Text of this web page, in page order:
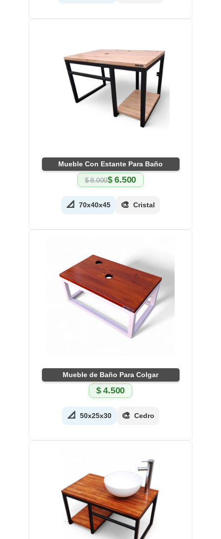
Mueble Con Estante Para Baño
$8.000 El
original
era:
$6.500
El
actual
es:
📐 70x40x45 🎨 Cristal
Mueble de Baño Para Colgar
$4.500
📐 50x25x30 🎨 Cedro